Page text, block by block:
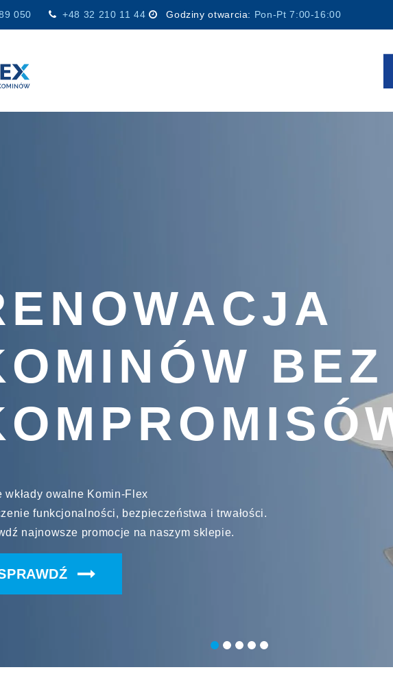
050 +48 32 210 11 44 Godziny otwarcia: Pon-Pt 7:00-16:00
BEZ
wkłady owalne Komin-Flex
funkcjonalności, bezpieczeństwa i trwałości.
najnowsze promocje na naszym sklepie.